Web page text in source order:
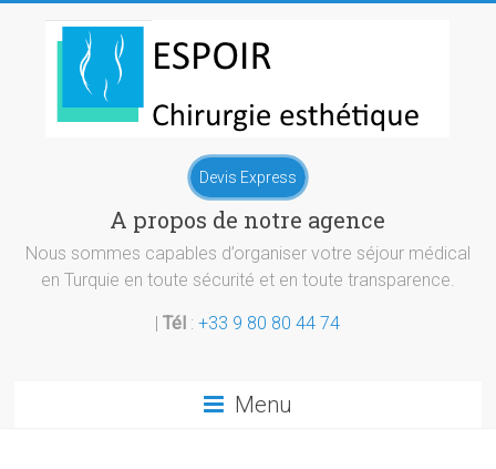
Chirurgie
esthetique
Turquie
Devis Express
A propos de notre agence
Nous sommes capables d’organiser votre séjour médical
en Turquie en toute sécurité et en toute transparence.
|Tél :+33 9 80 80 44 74
Menu